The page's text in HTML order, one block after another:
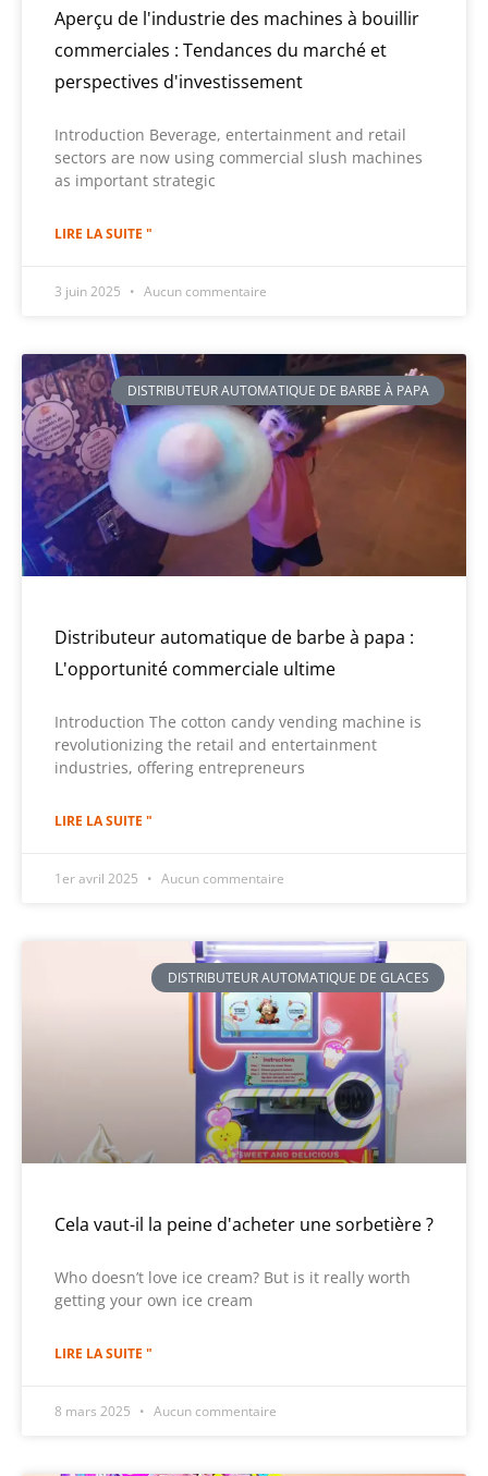
Aperçu de l'industrie des machines à bouillir
commerciales : Tendances du marché et
perspectives d'investissement
Introduction Beverage, entertainment and retail
sectors are now using commercial slush machines
as important strategic
LIRE LA SUITE "
3 juin 2025 Aucun commentaire
DISTRIBUTEUR AUTOMATIQUE DE BARBE À PAPA
Distributeur automatique de barbe à papa :
L'opportunité commerciale ultime
Introduction The cotton candy vending machine is
revolutionizing the retail and entertainment
industries, offering entrepreneurs
LIRE LA SUITE "
1er avril 2025 Aucun commentaire
DISTRIBUTEUR AUTOMATIQUE DE GLACES
Cela vaut-il la peine d'acheter une sorbetière ?
Who doesn’t love ice cream? But is it really worth
getting your own ice cream
LIRE LA SUITE "
8 mars 2025 Aucun commentaire